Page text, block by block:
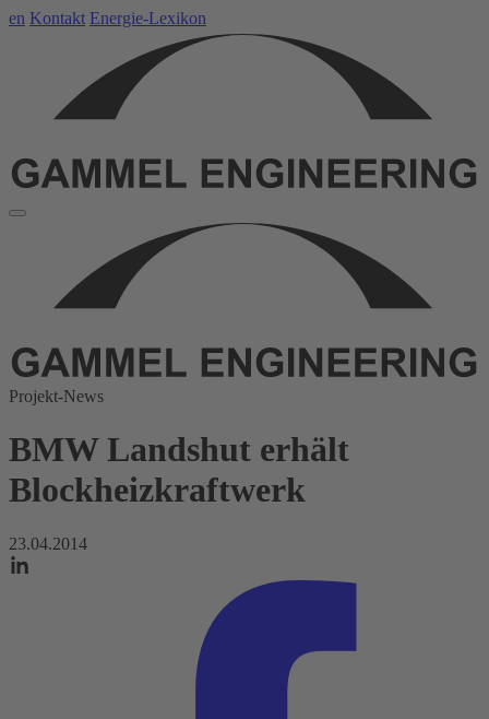
en Kontakt Energie-Lexikon
Projekt-News
BMW Landshut erhält
Blockheizkraftwerk
23.04.2014